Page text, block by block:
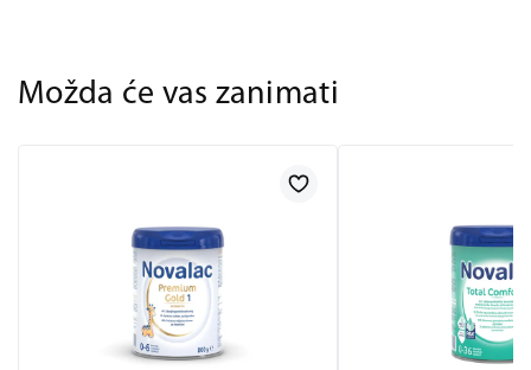
Možda će vas zanimati